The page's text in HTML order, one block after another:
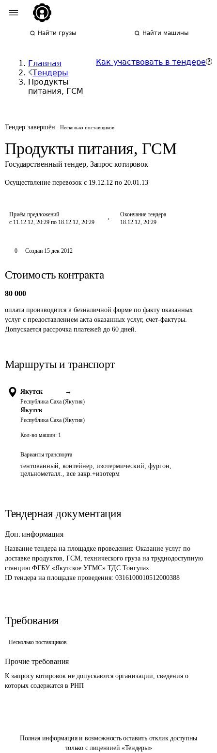
Найти грузы Найти машины
Главная
Тендеры
Продукты
питания, ГСМ
Как участвовать в тендере
Тендер завершён Несколько поставщиков
Продукты питания, ГСМ
Государственный тендер, Запрос котировок
Осуществление перевозок с 19.12.12 по 20.01.13
Приём предложений
с 11.12.12, 20:29 по 18.12.12, 20:29
Окончание тендера
18.12.12, 20:29
Полная информация и возможность оставить отклик доступны
только с лицензией «Тендеры»
0 Создан 15 дек 2012
Стоимость контракта
80 000
оплата производится в безналичной форме по факту оказанных
услуг с предоставлением акта оказанных услуг, счет-фактуры.
Допускается рассрочка платежей до 60 дней.
Маршруты и транспорт
Якутск →
Республика Саха (Якутия)
Якутск
Республика Саха (Якутия)
Кол-во машин: 1
Варианты транспорта
тентованный, контейнер, изотермический, фургон,
цельнометалл., все закр.+изотерм
Тендерная документация
Доп. информация
Название тендера на площадке проведения: Оказание услуг по
доставке продуктов, ГСМ, технического груза на труднодоступную
станцию ФГБУ «Якутское УГМС» ТДС Тонгулах.
ID тендера на площадке проведения: 0316100010512000388
Требования
Несколько поставщиков
Прочие требования
К запросу котировок не допускаются организации, сведения о
которых содержатся в РНП